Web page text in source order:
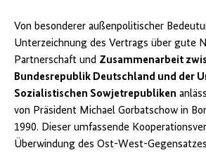
Von besonderer außenpolitischer
Unterzeichnung des Vertrags über gute
Partnerschaft und Zusammenarbeit
Bundesrepublik Deutschland und der
Sozialistischen Sowjetrepubliken
von Präsident Michael Gorbatschow in
1990. Dieser umfassende
Überwindung des Ost-West-